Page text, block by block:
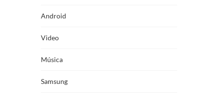
Android
Video
Música
Samsung